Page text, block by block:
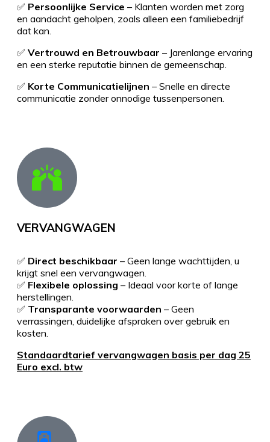
✅ Persoonlijke Service – Klanten worden met zorg
en aandacht geholpen, zoals alleen een familiebedrijf
dat kan.
✅ Vertrouwd en Betrouwbaar – Jarenlange ervaring
en een sterke reputatie binnen de gemeenschap.
✅ Korte Communicatielijnen – Snelle en directe
communicatie zonder onnodige tussenpersonen.
VERVANGWAGEN
✅ Direct beschikbaar – Geen lange wachttijden, u
krijgt snel een vervangwagen.
✅ Flexibele oplossing – Ideaal voor korte of lange
herstellingen.
✅ Transparante voorwaarden – Geen
verrassingen, duidelijke afspraken over gebruik en
kosten.
Standaardtarief vervangwagen basis per dag 25
Euro excl. btw